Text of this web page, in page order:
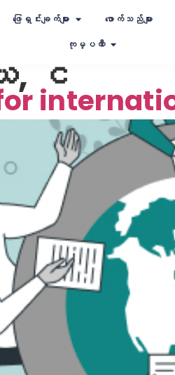
ဖြေရှင်းချက်များ ဖောက်သည်များ
ကုမ္ပဏီ
, င